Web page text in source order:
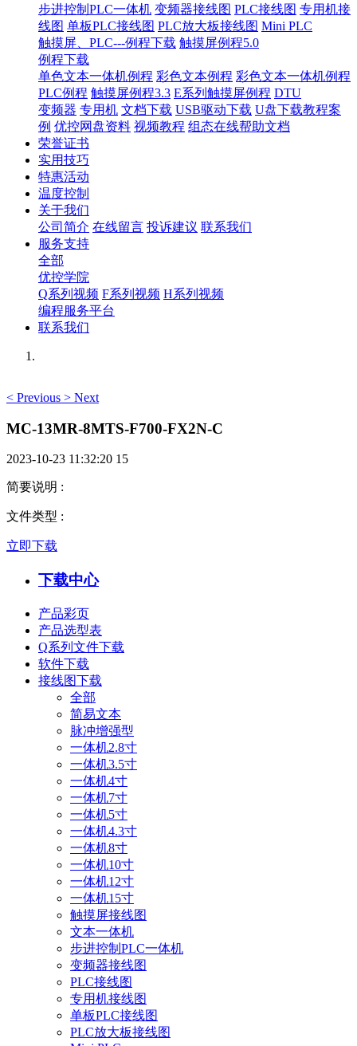
步进控制PLC一体机 变频器接线图 PLC接线图 专用机接
线图 单板PLC接线图 PLC放大板接线图 Mini PLC
触摸屏、PLC---例程下载 触摸屏例程5.0
例程下载
单色文本一体机例程 彩色文本例程 彩色文本一体机例程
PLC例程 触摸屏例程3.3 E系列触摸屏例程 DTU
变频器 专用机 文档下载 USB驱动下载 U盘下载教程案
例 优控网盘资料 视频教程 组态在线帮助文档
荣誉证书
实用技巧
特惠活动
温度控制
关于我们
公司简介 在线留言 投诉建议 联系我们
服务支持
全部
优控学院
Q系列视频 F系列视频 H系列视频
编程服务平台
联系我们
< Previous > Next
MC-13MR-8MTS-F700-FX2N-C
2023-10-23 11:32:20 15
简要说明 :
文件类型 :
立即下载
下载中心
产品彩页
产品选型表
Q系列文件下载
软件下载
接线图下载
全部
简易文本
脉冲增强型
一体机2.8寸
一体机3.5寸
一体机4寸
一体机7寸
一体机5寸
一体机4.3寸
一体机8寸
一体机10寸
一体机12寸
一体机15寸
触摸屏接线图
文本一体机
步进控制PLC一体机
变频器接线图
PLC接线图
专用机接线图
单板PLC接线图
PLC放大板接线图